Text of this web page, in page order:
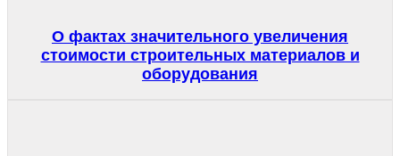
О фактах значительного увеличения
стоимости строительных материалов и
оборудования